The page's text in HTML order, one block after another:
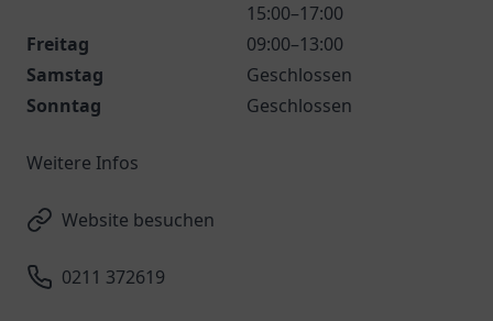
15:00–17:00
Freitag
09:00–13:00
Samstag
Geschlossen
Sonntag
Geschlossen
Weitere Infos
Website besuchen
0211 372619